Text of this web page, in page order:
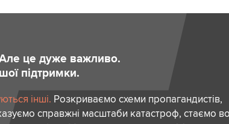
це дуже важливо.
підтримки.
інші. Розкриваємо схеми пропагандистів,
справжні масштаби катастроф, стаємо